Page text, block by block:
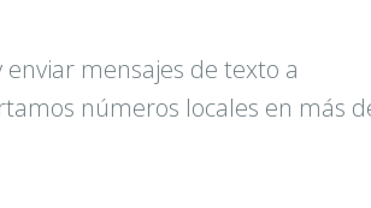
mensajes de texto a
números locales en más